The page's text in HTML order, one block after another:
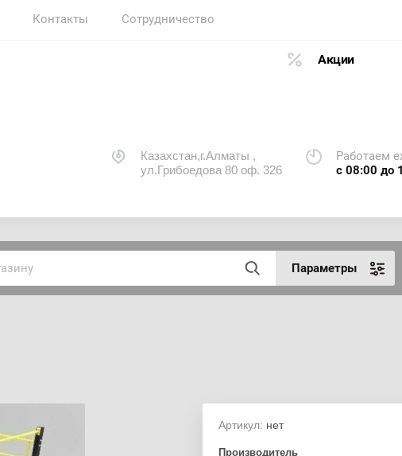
Контакты Сотрудничество
Акции
Казахстан,г.Алматы ,
ул.Грибоедова 80 оф. 326
Работаем
с 08:00 до
Параметры
Артикул: нет
Производитель